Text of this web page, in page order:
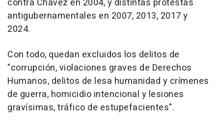
contra Chávez en 2004, y distintas protestas
antigubernamentales en 2007, 2013, 2017 y
2024.
Con todo, quedan excluidos los delitos de
"corrupción, violaciones graves de Derechos
Humanos, delitos de lesa humanidad y crímenes
de guerra, homicidio intencional y lesiones
gravísimas, tráfico de estupefacientes".